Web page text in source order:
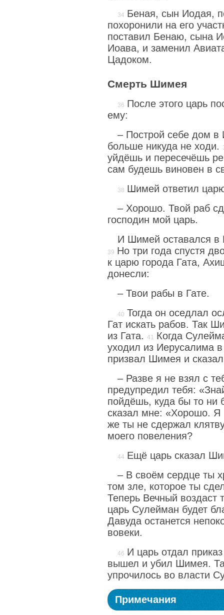
Беная, сын Иодая,
похоронили на его
поставил Бенаю, сына
Иоава, и заменил
Цадоком.
Смерть Шимея
После этого царь
ему:
– Построй себе дом
больше никуда не ходи.
уйдёшь и пересечёшь
сам будешь виновен в
Шимей ответил
– Хорошо. Твой раб
господин мой царь.
И Шимей оставался в
Но три года спустя
к царю города Гата,
донесли:
– Твои рабы в Гате.
Тогда он оседлал
Гат искать рабов. Так
из Гата.
Когда
уходил из Иерусалима
призвал Шимея и
– Разве я не взял с
предупредил тебя:
пойдёшь, куда бы то ни
сказал мне: «Хорошо. Я
же ты не сдержал
моего повеления?
Ещё царь сказал
– В своём сердце ты
том зле, которое ты
Теперь Вечный воздаст
царь Сулейман будет
Давуда останется
вовеки.
И царь отдал
вышел и убил Шимея.
упрочилось во власти
Примечания